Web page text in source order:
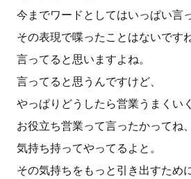
今までワードとしてはいっぱい言
その表現で喋ったことはないですね
言ってると思いますよね。
言ってると思うんですけど、
やっぱりどうしたら営業うまくい
お役立ち営業って言ったかってね、
気持ち持ってやってるよと。
その気持ちをもっと引き出すために